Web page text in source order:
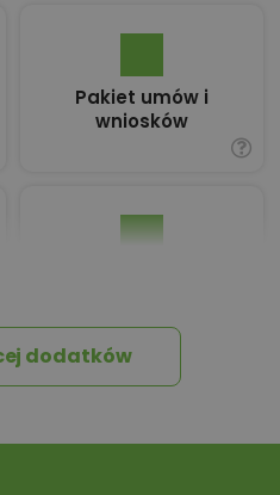
Pakiet umów i
wniosków
dodatków